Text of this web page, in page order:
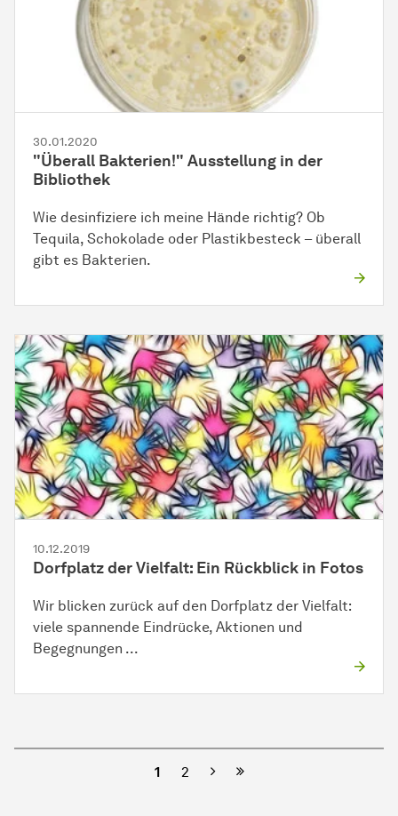
30.01.2020
"Überall Bakterien!" Ausstellung in der
Bibliothek
Wie desinfiziere ich meine Hände richtig? Ob
Tequila, Schokolade oder Plastikbesteck – überall
gibt es Bakterien.
10.12.2019
Dorfplatz der Vielfalt: Ein Rückblick in Fotos
Wir blicken zurück auf den Dorfplatz der Vielfalt:
viele spannende Eindrücke, Aktionen und
Begegnungen ...
1 2 Nächste